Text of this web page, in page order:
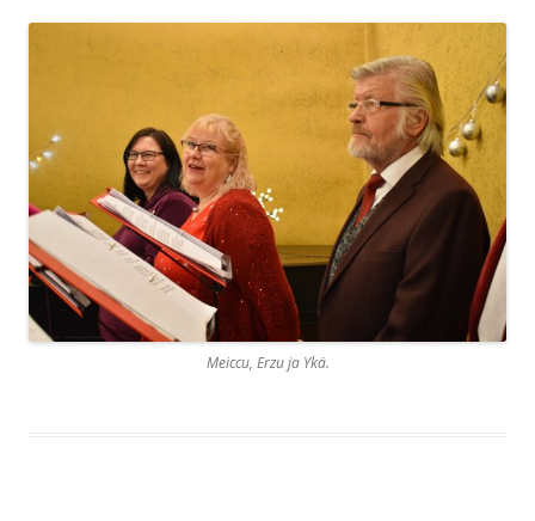
Meiccu, Erzu ja Ykä.